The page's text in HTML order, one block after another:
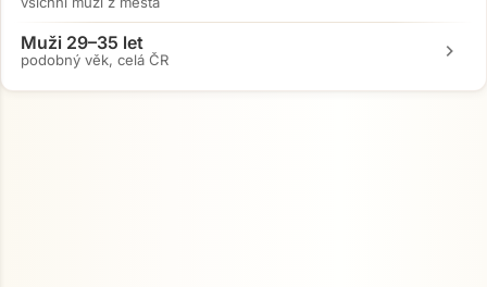
Muži 29–35 let
podobný věk, celá ČR chevron_right